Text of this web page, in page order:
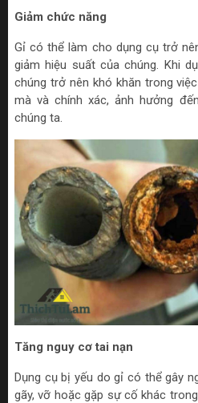
Giảm chức năng
Gỉ có thể làm cho dụng cụ trở
giảm hiệu suất của chúng. Khi
chúng trở nên khó khăn trong
mà và chính xác, ảnh hưởng
chúng ta.
Tăng nguy cơ tai nạn
Dụng cụ bị yếu do gỉ có thể gây
gãy, vỡ hoặc gặp sự cố khác